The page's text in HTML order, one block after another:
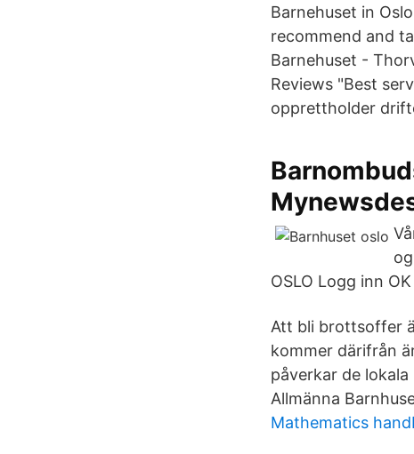
Barnehuset in
recommend and
Barnehuset -
Reviews "Best
opprettholder
OSLO Logg inn
Att bli brottsoffer
kommer därifrån
påverkar de
Allmänna
Mathematics